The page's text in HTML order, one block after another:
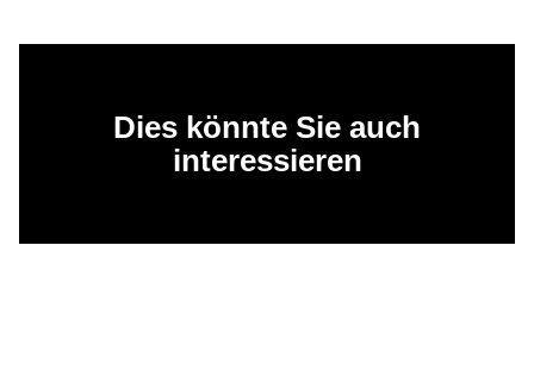
Dies könnte Sie auch
interessieren